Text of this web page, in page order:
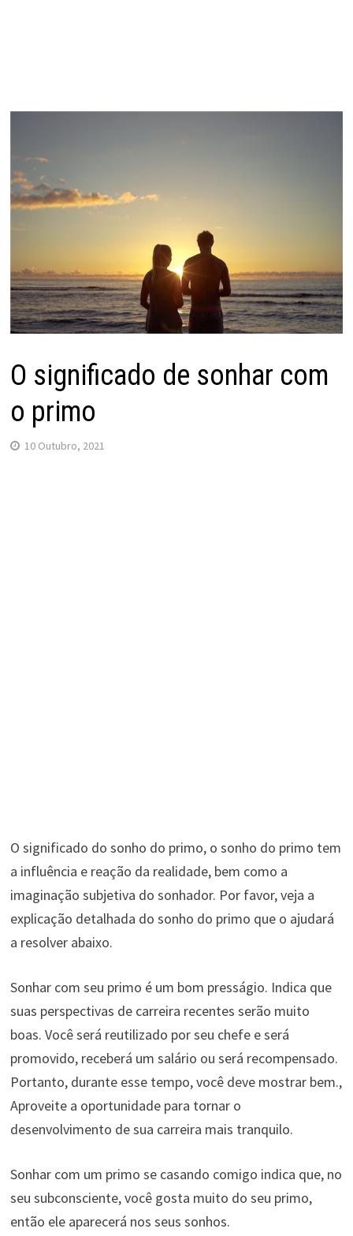
O significado de sonhar com
o primo
10 Outubro, 2021
O significado do sonho do primo, o sonho do primo tem
a influência e reação da realidade, bem como a
imaginação subjetiva do sonhador. Por favor, veja a
explicação detalhada do sonho do primo que o ajudará
a resolver abaixo.
Sonhar com seu primo é um bom presságio. Indica que
suas perspectivas de carreira recentes serão muito
boas. Você será reutilizado por seu chefe e será
promovido, receberá um salário ou será recompensado.
Portanto, durante esse tempo, você deve mostrar bem.,
Aproveite a oportunidade para tornar o
desenvolvimento de sua carreira mais tranquilo.
Sonhar com um primo se casando comigo indica que, no
seu subconsciente, você gosta muito do seu primo,
então ele aparecerá nos seus sonhos.